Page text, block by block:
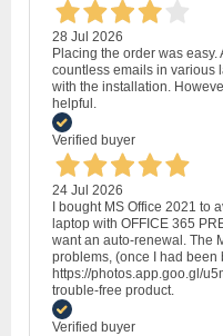
28 Jul 2026
Placing the order was easy.
countless emails in various
with the installation.
helpful.
Verified buyer
24 Jul 2026
I bought MS Office 2021 to
laptop with OFFICE 365
want an auto-renewal. The
problems, (once I had been
https://photos.app.goo.gl/
trouble-free product.
Verified buyer